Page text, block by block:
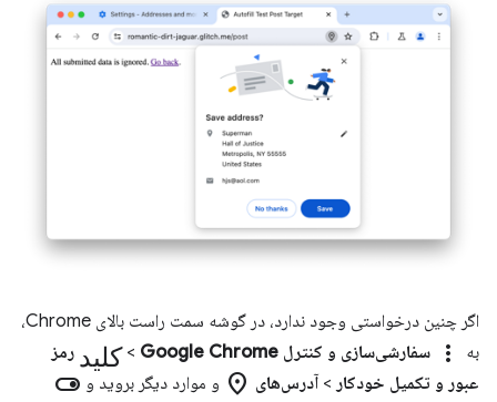
اگر چنین درخواستی وجود ندارد، در گوشه سمت راست بالای Chrome،
به
more_vert سفارشی‌سازی و کنترل Google Chrome >کلید رمز
عبور و تکمیل خودکار > آدرس‌های location_on و موارد دیگر بروید و toggle_on